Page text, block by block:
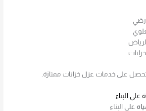
لتحصل على خدمات عزل خزانات ممتازة.
علي البناء
على البناء